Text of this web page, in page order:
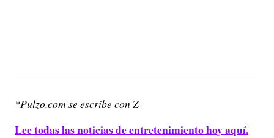
*Pulzo.com se escribe con Z
Lee todas las noticias de entretenimiento hoy aquí.